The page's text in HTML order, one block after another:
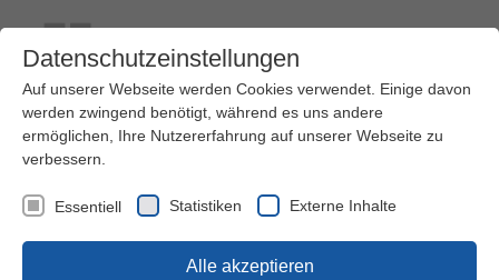
Kontakt Ihre Meinung ist uns wichtig!
Datenschutzeinstellungen
Auf unserer Webseite werden Cookies verwendet. Einige davon
werden zwingend benötigt, während es uns andere
ermöglichen, Ihre Nutzererfahrung auf unserer Webseite zu
verbessern.
Essentiell Statistiken Externe Inhalte
Alle akzeptieren